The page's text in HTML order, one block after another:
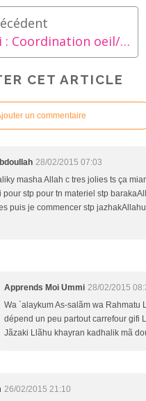
Montessori : Coordination oeil/main (suite)
CET ARTICLE
un commentaire
28/02/2015 07:03
masha Allah c tres jolies ts ça
pour stp pour tn materiel stp
puis je commencer stp
Apprends Moi Ummi 28/02/2015
Wa `alaykum As-salãm wa Rahmatu
dépend un peu partout carrefour gifi
Jãzaki Llãhu khayran kadhalik mã
26/02/2015 21:10